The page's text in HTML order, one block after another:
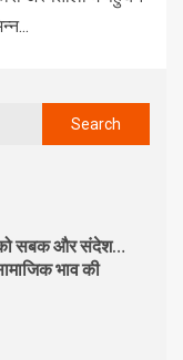
को सबक और संदेश…
भाव की